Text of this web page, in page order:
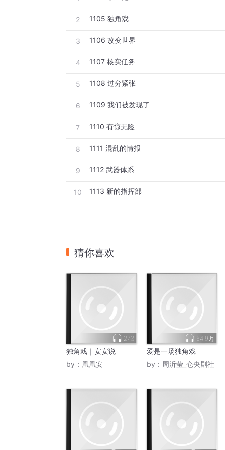
2 1105 独角戏
3 1106 改变世界
4 1107 核实任务
5 1108 过分紧张
6 1109 我们被发现了
7 1110 有惊无险
8 1111 混乱的情报
9 1112 武器体系
10 1113 新的指挥部
猜你喜欢
273
独角戏｜安安说
by： 凰凰安
64.9万
爱是一场独角戏
by： 周沂莹_仓央剧社